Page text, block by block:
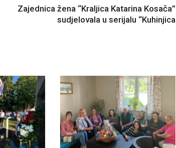
Zajednica žena “Kraljica Katarina Kosača”
sudjelovala u serijalu “Kuhinjica